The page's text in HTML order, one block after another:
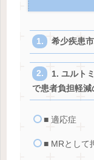
希少疾患
1. ユルト
で患者負担軽
■ 適応症
■ MRとして